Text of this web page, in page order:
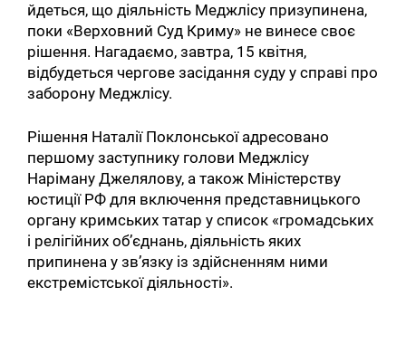
йдеться, що діяльність Меджлісу призупинена,
поки «Верховний Суд Криму» не винесе своє
рішення. Нагадаємо, завтра, 15 квітня,
відбудеться чергове засідання суду у справі про
заборону Меджлісу.
Рішення Наталії Поклонської адресовано
першому заступнику голови Меджлісу
Наріману Джелялову, а також Міністерству
юстиції РФ для включення представницького
органу кримських татар у список «громадських
і релігійних об’єднань, діяльність яких
припинена у зв’язку із здійсненням ними
екстремістської діяльності».